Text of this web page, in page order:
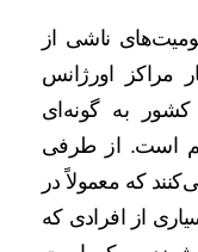
ناشی از
اورژانس
به گونه‌ای
است. از طرفی
که معمولاً در
از افرادی که